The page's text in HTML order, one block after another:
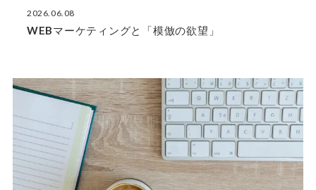
2026.06.08
WEBマーケティングと「模倣の欲望」